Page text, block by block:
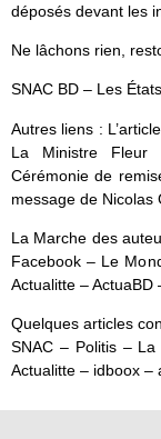
déposés devant les
Ne lâchons rien,
SNAC BD – Les
Autres liens :
La Ministre Fleur
Cérémonie de
message de Nicolas
La Marche des
Facebook – Le
Actualitte – ActuaBD
Quelques articles
SNAC – Politis –
Actualitte – idboox –